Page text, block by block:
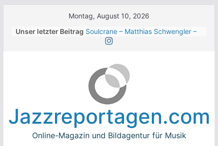
Montag, August 10, 2026
Unser letzter Beitrag Soulcrane – Matthias Schwengler –
Walter Trout Band beim Winterbach
Zeltspektakel 2026
The Cinelli Brothers beim
Winterbach Zeltspektakel 2026
Jean-Michel Jarre bei den jazz open
Modena auf der Piazza Roma 2026
Jazzreportagen.com
Online-Magazin und Bildagentur für Musik